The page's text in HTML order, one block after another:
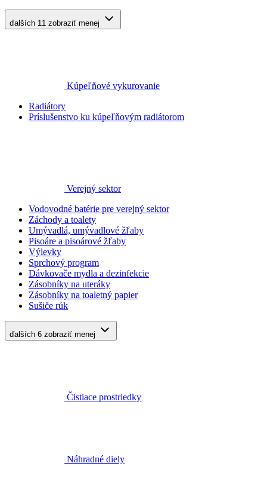
ďalších 11 zobraziť menej
Kúpeľňové vykurovanie
Radiátory
Príslušenstvo ku kúpeľňovým radiátorom
Verejný sektor
Vodovodné batérie pre verejný sektor
Záchody a toalety
Umývadlá, umývadlové žľaby
Pisoáre a pisoárové žľaby
Výlevky
Sprchový program
Dávkovače mydla a dezinfekcie
Zásobníky na uteráky
Zásobníky na toaletný papier
Sušiče rúk
ďalších 6 zobraziť menej
Čistiace prostriedky
Náhradné diely